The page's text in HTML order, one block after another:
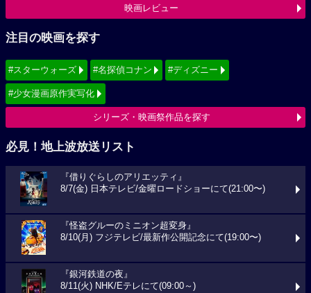
映画レビュー
注目の映画を探す
#スターウォーズ #名探偵コナン #ディズニー
#少女漫画原作実写化
シリーズ・映画祭作品を探す
必見！地上波放送リスト
『借りぐらしのアリエッティ』
8/7(金) 日本テレビ/金曜ロードショーにて(21:00〜)
『怪盗グルーのミニオン超変身』
8/10(月) フジテレビ/最新作公開記念にて(19:00〜)
『銀河鉄道の夜』
8/11(火) NHK/Eテレにて(09:00～)